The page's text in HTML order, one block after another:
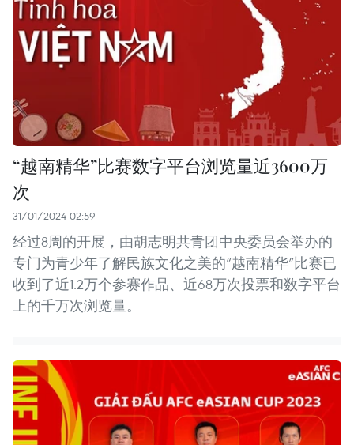
“越南精华”比赛数字平台浏览量近3600万
次
31/01/2024 02:59
经过8周的开展，由胡志明共青团中央委员会举办的
专门为青少年了解民族文化之美的“越南精华”比赛已
收到了近1.2万个参赛作品、近68万次投票和数字平台
上的千万次浏览量。